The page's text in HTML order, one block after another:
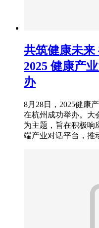
共筑健康未
2025 健康产
办
8月28日，2025健康
在杭州成功举办。大
为主题，旨在积极响
端产业对话平台，推